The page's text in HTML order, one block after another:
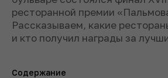
ресторанной премии
Рассказываем, какие
и кто получил награды за
Содержание